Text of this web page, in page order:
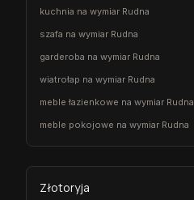
kuchnia na wymiar Rudna
szafa na wymiar Rudna
garderoba na wymiar Rudna
wiatrołap na wymiar Rudna
meble łazienkowe na wymiar Rudna
meble pokojowe na wymiar Rudna
Złotoryja